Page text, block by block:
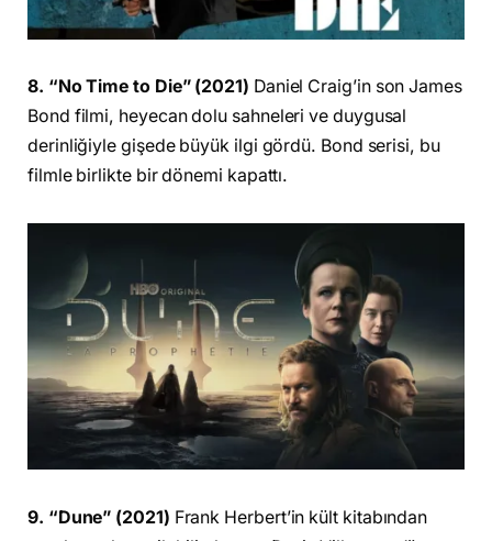
8. “No Time to Die” (2021) Daniel Craig’in son James
Bond filmi, heyecan dolu sahneleri ve duygusal
derinliğiyle gişede büyük ilgi gördü. Bond serisi, bu
filmle birlikte bir dönemi kapattı.
9. “Dune” (2021) Frank Herbert’in kült kitabından